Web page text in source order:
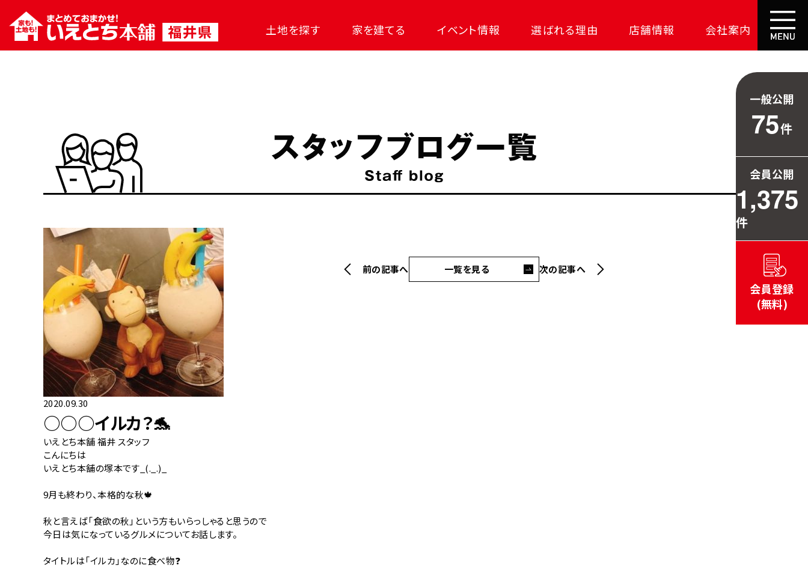
土地を探す 家を建てる イベント情報 選ばれる理由
大成功の土地探し
安心保証
709万円お得
店舗情報 会社案内
2020.09.30
○○○イルカ？🐬
いえとち本舗 福井 スタッフ
こんにちは
いえとち本舗の塚本です_(._.)_
9月も終わり、本格的な秋🍁
秋と言えば「食欲の秋」という方もいらっしゃると思うので
今日は気になっているグルメについてお話します。
タイトルは「イルカ」なのに食べ物❓
前の記事へ 一覧を見る 次の記事へ
一般公開
75件
会員公開
1,375
件
会員登録
(無料)